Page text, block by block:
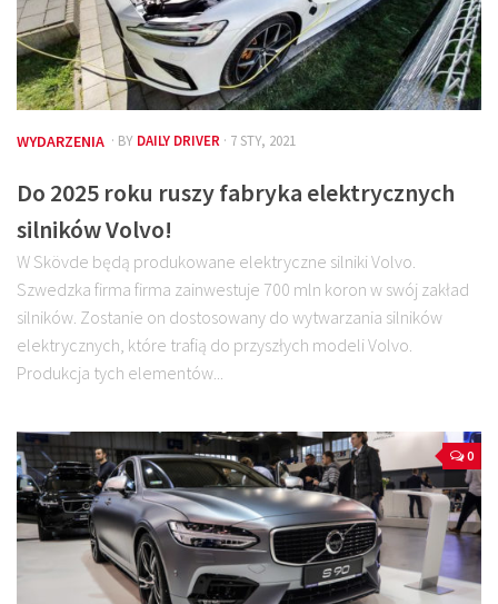
WYDARZENIA · BY DAILY DRIVER · 7 STY, 2021
Do 2025 roku ruszy fabryka elektrycznych
silników Volvo!
W Skövde będą produkowane elektryczne silniki Volvo.
Szwedzka firma firma zainwestuje 700 mln koron w swój zakład
silników. Zostanie on dostosowany do wytwarzania silników
elektrycznych, które trafią do przyszłych modeli Volvo.
Produkcja tych elementów...
0